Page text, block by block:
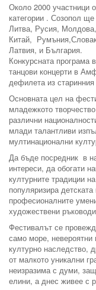
Около 2000 участници
категории . Созопол
Литва, Русия,
Китай,
Латвия, и България.
Конкурсната програма
танцови концерти в
дефилета из
Основната цел на
младежкото
различни
млади талантливи
мултинационални
Да бъде посредник в
интереси, да обогати
културните традиции
популяризира
професионалните
художествени
Фестивалът се
само море, невероятни
културно наследство,
от малкото уникални
неизразима с думи,
елини, а днес живее с